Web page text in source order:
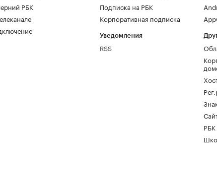
РБК
Подписка на РБК
Корпоративная подписка
Уведомления
RSS